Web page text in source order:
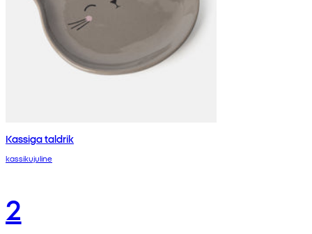
Kassiga taldrik
kassikujuline
2